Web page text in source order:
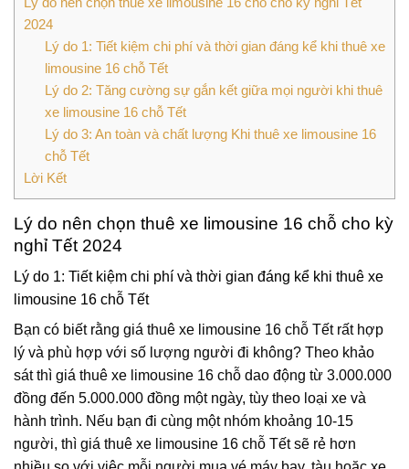
2024
Lý do 1: Tiết kiệm chi phí và thời gian đáng kể khi thuê xe
limousine 16 chỗ Tết
Lý do 2: Tăng cường sự gắn kết giữa mọi người khi thuê
xe limousine 16 chỗ Tết
Lý do 3: An toàn và chất lượng Khi thuê xe limousine 16
chỗ Tết
Lời Kết
Lý do nên chọn thuê xe limousine 16 chỗ cho kỳ
nghỉ Tết 2024
Lý do 1: Tiết kiệm chi phí và thời gian đáng kể khi thuê xe
limousine 16 chỗ Tết
Bạn có biết rằng giá thuê xe limousine 16 chỗ Tết rất hợp
lý và phù hợp với số lượng người đi không? Theo khảo
sát thì giá thuê xe limousine 16 chỗ dao động từ 3.000.000
đồng đến 5.000.000 đồng một ngày, tùy theo loại xe và
hành trình. Nếu bạn đi cùng một nhóm khoảng 10-15
người, thì giá thuê xe limousine 16 chỗ Tết sẽ rẻ hơn